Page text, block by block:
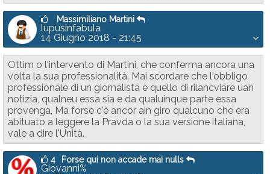
Massimiliano Martini
lupusinfabula
14 Giugno 2018 - 21:45
Ottim o l'intervento di Martini, che conferma ancora una
volta la sua professionalità. Mai scordare che l'obbligo
professionale di un giornalista è quello di rilancviare uan
notizia, qualneu essa sia e da qualuinque parte essa
provenga, Ma forse c'è ancor ain giro qualcuno che era
abituato a leggere la Pravda o la sua versione italiana,
vale a dire l'Unità.
4 Forse qui non accade mai nulls
Giovanni%